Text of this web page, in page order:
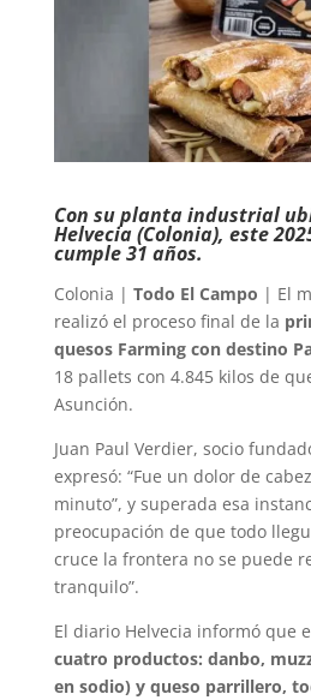
Con su planta industrial
Helvecia (Colonia), este
cumple 31 años.
Colonia | Todo El Campo | El
realizó el proceso final de la
quesos Farming con destino
18 pallets con 4.845 kilos de
Asunción.
Juan Paul Verdier, socio
expresó: “Fue un dolor de
minuto”, y superada esa
preocupación de que todo
cruce la frontera no se puede
tranquilo”.
El diario Helvecia informó que
cuatro productos: danbo,
en sodio) y queso parrillero,